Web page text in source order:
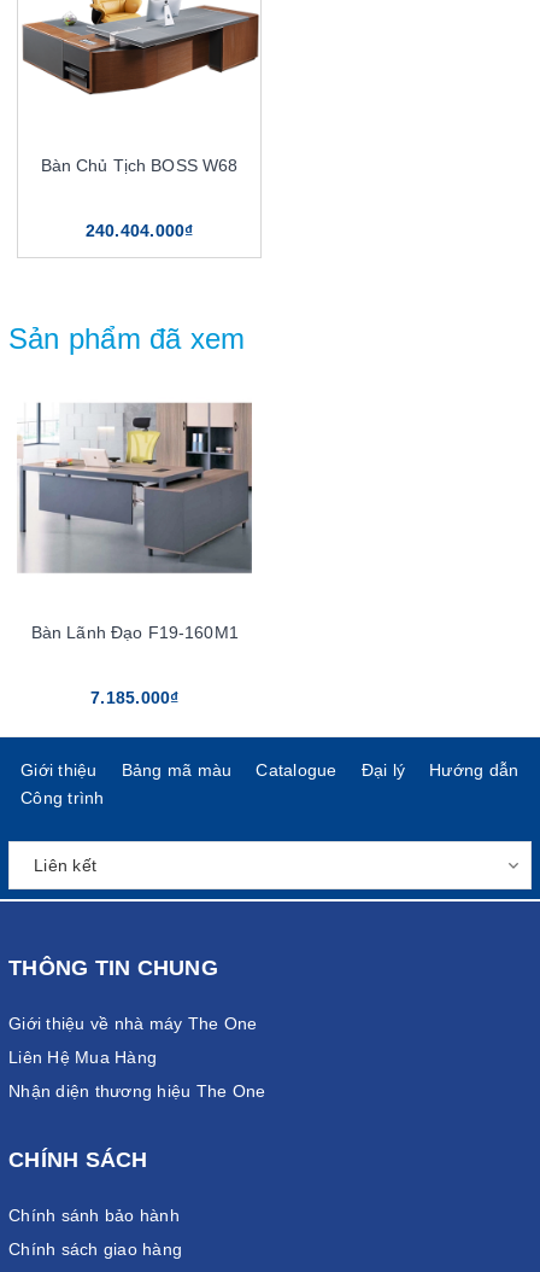
Bàn Chủ Tịch BOSS W68
240.404.000₫
Sản phẩm đã xem
Bàn Lãnh Đạo F19-160M1
7.185.000₫
Giới thiệu Bảng mã màu Catalogue Đại lý
Hướng dẫn
Công trình
THÔNG TIN CHUNG
Giới thiệu về nhà máy The One
Liên Hệ Mua Hàng
Nhận diện thương hiệu The One
CHÍNH SÁCH
Chính sánh bảo hành
Chính sách giao hàng